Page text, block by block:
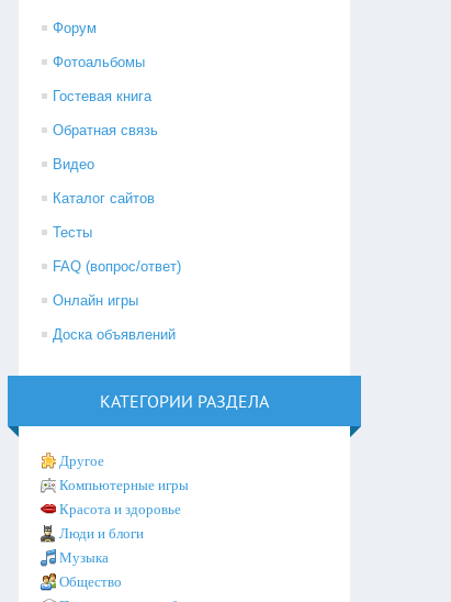
Форум
Фотоальбомы
Гостевая книга
Обратная связь
Видео
Каталог сайтов
Тесты
FAQ (вопрос/ответ)
Онлайн игры
Доска объявлений
КАТЕГОРИИ РАЗДЕЛА
Другое
Компьютерные игры
Красота и здоровье
Люди и блоги
Музыка
Общество